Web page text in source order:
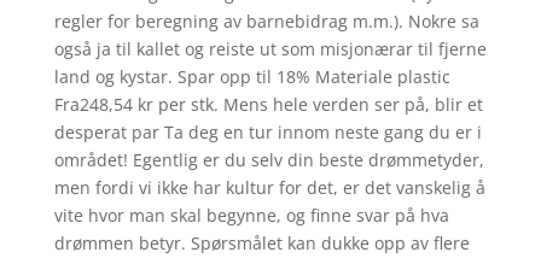
regler for beregning av barnebidrag m.m.). Nokre sa
også ja til kallet og reiste ut som misjonærar til fjerne
land og kystar. Spar opp til 18% Materiale plastic
Fra248,54 kr per stk. Mens hele verden ser på, blir et
desperat par Ta deg en tur innom neste gang du er i
området! Egentlig er du selv din beste drømmetyder,
men fordi vi ikke har kultur for det, er det vanskelig å
vite hvor man skal begynne, og finne svar på hva
drømmen betyr. Spørsmålet kan dukke opp av flere